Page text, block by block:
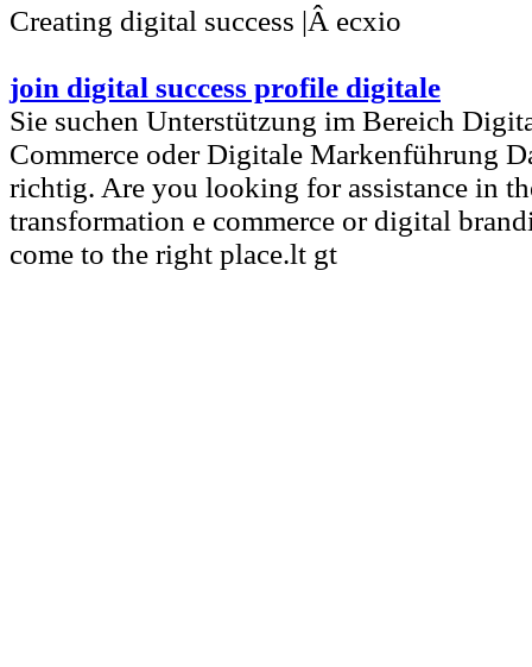
Creating digital success |Â ecxio
join digital success profile digitale
Sie suchen Unterstützung im Bereich
Commerce oder Digitale Markenführung
richtig. Are you looking for assistance in
transformation e commerce or digital
come to the right place.lt gt